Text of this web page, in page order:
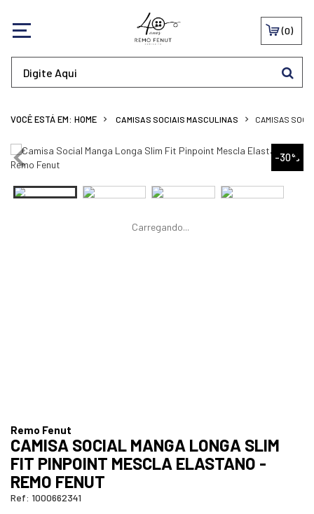
0
CAMISAS SOCIAIS MASCULINAS CAMISAS
-30%
Remo Fenut
CAMISA SOCIAL MANGA LONGA SLIM
FIT PINPOINT MESCLA ELASTANO -
REMO FENUT
Ref: 1000662341